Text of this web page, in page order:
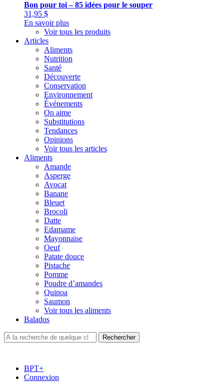
Bon pour toi – 85 idées pour le souper
31,95 $
En savoir plus
Voir tous les produits
Articles
Aliments
Nutrition
Santé
Découverte
Conservation
Environnement
Événements
On aime
Substitutions
Tendances
Opinions
Voir tous les articles
Aliments
Amande
Asperge
Avocat
Banane
Bleuet
Brocoli
Datte
Edamame
Mayonnaise
Oeuf
Patate douce
Pistache
Pomme
Poudre d’amandes
Quinoa
Saumon
Voir tous les aliments
Balados
BPT+
Connexion